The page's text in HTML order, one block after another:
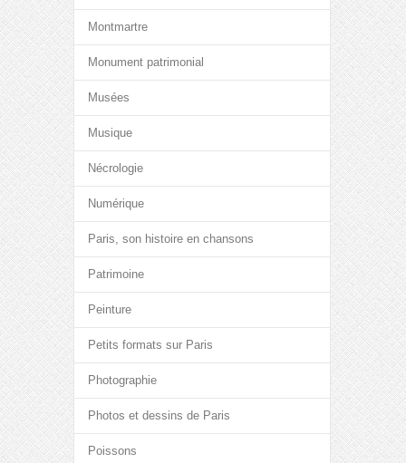
Montmartre
Monument patrimonial
Musées
Musique
Nécrologie
Numérique
Paris, son histoire en chansons
Patrimoine
Peinture
Petits formats sur Paris
Photographie
Photos et dessins de Paris
Poissons